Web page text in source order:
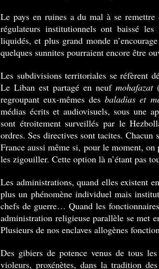
Le pays en ruines a du mal à se
régulateurs institutionnels ont baissé
liquidés, et plus grand monde
quelques sunnites pourraient encore être
Les subdivisions territoriales se réfèrent
Le Liban est partagé en neuf mohafazat
regroupant eux-mêmes desbaladias et
médias écrits et audiovisuels, sous une
sont étroitement surveillés par le
ordres. Ses directives sont tacites.
France aussi même si, pour le moment,
les zigouiller. Cette option là n’étant pas
Les administrations, quand elles existent
plus un phénomène individuel mais
chefs de guerre… Quand les
administration religieuse parallèle se met
Plusieurs de nos enclaves allogènes
Des gibiers de potence venus de tous
violeurs, proxénètes, dans la tradition